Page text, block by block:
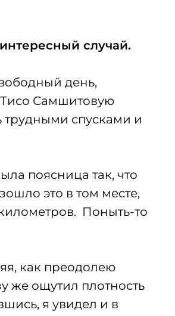
случай.
день,
Тисо Самшитовую
спусками и
поясница так, что
это в том месте,
Поныть-то
как преодолею
же ощутил плотность
я увидел и в